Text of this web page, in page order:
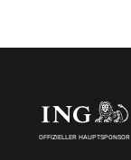
OFFIZIELLER HAUPTSPONSOR